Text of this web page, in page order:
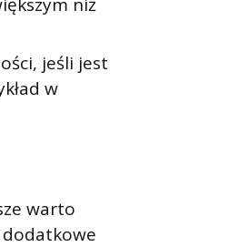
jeśli jest
w
warto
dodatkowe